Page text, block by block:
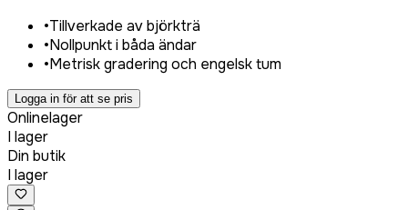
•Tillverkade av björkträ
•Nollpunkt i båda ändar
•Metrisk gradering och engelsk tum
Logga in för att se pris
Onlinelager
I lager
Din butik
I lager